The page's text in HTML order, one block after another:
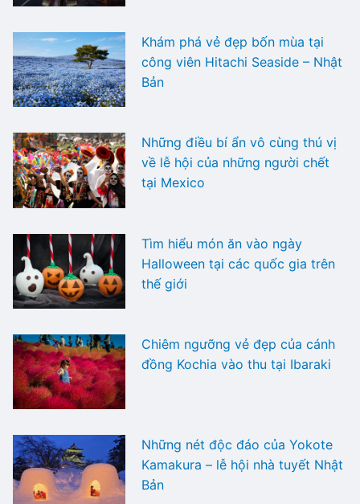
Khám phá vẻ đẹp bốn mùa tại
công viên Hitachi Seaside – Nhật
Bản
Những điều bí ẩn vô cùng thú vị
về lễ hội của những người chết
tại Mexico
Tìm hiểu món ăn vào ngày
Halloween tại các quốc gia trên
thế giới
Chiêm ngưỡng vẻ đẹp của cánh
đồng Kochia vào thu tại Ibaraki
Những nét độc đáo của Yokote
Kamakura – lễ hội nhà tuyết Nhật
Bản